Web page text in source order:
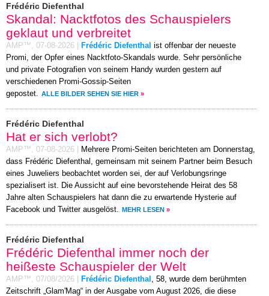
Frédéric Diefenthal
Skandal: Nacktfotos des Schauspielers
geklaut und verbreitet
AMP™, 07-08-2026 Frédéric Diefenthal ist offenbar der neueste
Promi, der Opfer eines Nacktfoto-Skandals wurde. Sehr persönliche
und private Fotografien von seinem Handy wurden gestern auf
verschiedenen Promi-Gossip-Seiten
gepostet.
ALLE BILDER SEHEN SIE HIER »
Frédéric Diefenthal
Hat er sich verlobt?
AMP™, 07-08-2026
Mehrere Promi-Seiten berichteten am Donnerstag,
dass Frédéric Diefenthal, gemeinsam mit seinem Partner beim Besuch
eines Juweliers beobachtet worden sei, der auf Verlobungsringe
spezialisert ist. Die Aussicht auf eine bevorstehende Heirat des 58
Jahre alten Schauspielers hat dann die zu erwartende Hysterie auf
Facebook und Twitter ausgelöst.
MEHR LESEN »
Frédéric Diefenthal
Frédéric Diefenthal immer noch der
heißeste Schauspieler der Welt
AMP™, 07/08/2026 Frédéric Diefenthal
, 58, wurde dem berühmten
Zeitschrift „Glam'Mag“ in der Ausgabe vom August 2026, die diese